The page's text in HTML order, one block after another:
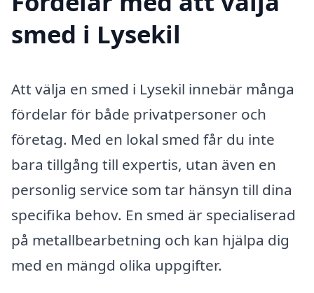
smed i Lysekil
Att välja en smed i Lysekil innebär många
fördelar för både privatpersoner och
företag. Med en lokal smed får du inte
bara tillgång till expertis, utan även en
personlig service som tar hänsyn till dina
specifika behov. En smed är specialiserad
på metallbearbetning och kan hjälpa dig
med en mängd olika uppgifter.